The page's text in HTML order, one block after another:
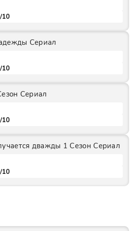
10
Сериал
10
Сериал
10
дважды 1 Сезон Сериал
10